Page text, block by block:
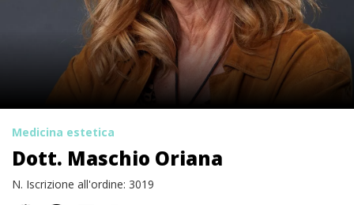
Medicina estetica
Dott. Maschio Oriana
N. Iscrizione all'ordine: 3019